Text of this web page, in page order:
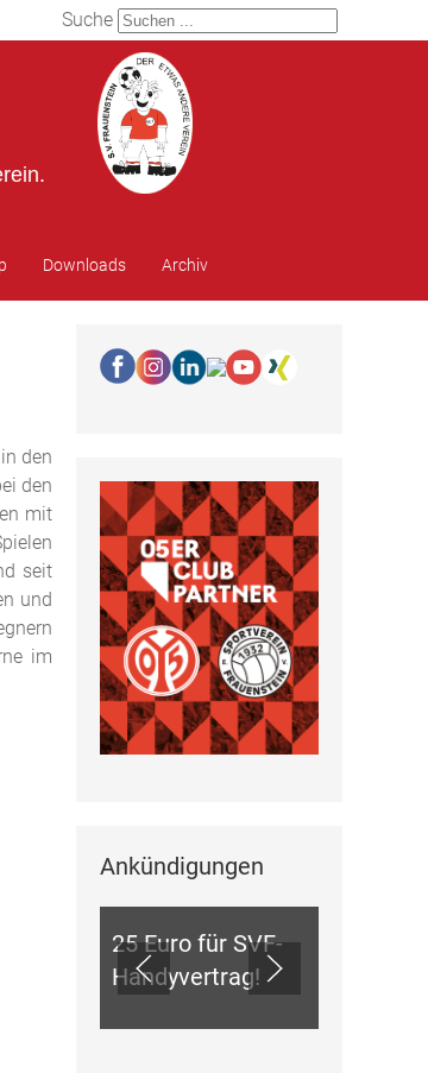
Suche
Downloads Archiv
den
den
mit
seit
und
im
Ankündigungen
ANKÜNDIGUNGEN
25 Euro für SVF-
Handyvertrag!